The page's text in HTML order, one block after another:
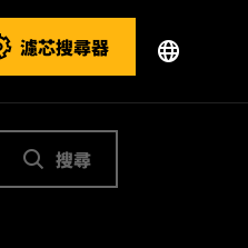
濾芯搜尋器
搜尋